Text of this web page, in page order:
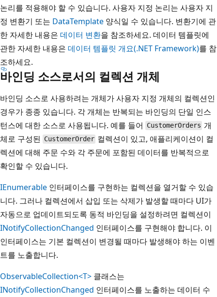
논리를 적용해야 할 수 있습니다. 사용자 지정 논리는 사용자 지
정 변환기 또는 DataTemplate 양식일 수 있습니다. 변환기에 관
한 자세한 내용은 데이터 변환을 참조하세요. 데이터 템플릿에
관한 자세한 내용은 데이터 템플릿 개요(.NET Framework)를 참
조하세요.
바인딩 소스로서의 컬렉션 개체
바인딩 소스로 사용하려는 개체가 사용자 지정 개체의 컬렉션인
경우가 종종 있습니다. 각 개체는 반복되는 바인딩의 단일 인스
턴스에 대한 소스로 사용됩니다. 예를 들어
CustomerOrders 개
체로 구성된
CustomerOrder 컬렉션이 있고, 애플리케이션이 컬
렉션에 대해 주문 수와 각 주문에 포함된 데이터를 반복적으로
확인할 수 있습니다.
IEnumerable 인터페이스를 구현하는 컬렉션을 열거할 수 있습
니다. 그러나 컬렉션에서 삽입 또는 삭제가 발생할 때마다 UI가
자동으로 업데이트되도록 동적 바인딩을 설정하려면 컬렉션이
INotifyCollectionChanged 인터페이스를 구현해야 합니다. 이
인터페이스는 기본 컬렉션이 변경될 때마다 발생해야 하는 이벤
트를 노출합니다.
ObservableCollection<T> 클래스는
INotifyCollectionChanged 인터페이스를 노출하는 데이터 수